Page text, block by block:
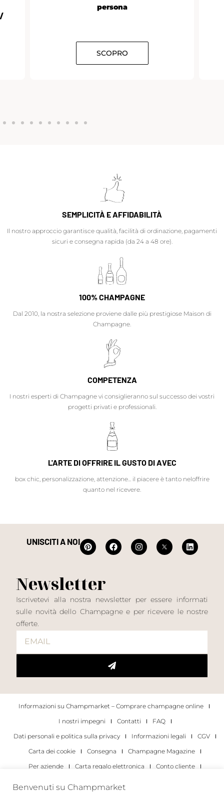
persona
SCOPRO
SEMPLICITÀ E AFFIDABILITÀ
Il nostro approccio garantisce qualità, facilità di ordinazione, pagamenti
sicuri e consegna rapida (da 24 a 48 ore).
100% CHAMPAGNE
Dal 2010, la nostra selezione proviene dalle più prestigiose Maison di
Champagne.
COMPETENZA
I nostri esperti di Champagne vi consiglieranno sul successo dei vostri
progetti privati e professionali.
L'ARTE DI OFFRIRE IL GUSTO DI AVEC
box chic, personalizzazione, attenzione... il piacere è tanto neloffrire
quanto nel ricevere.
UNISCITI A NOI
Newsletter
Iscrivetevi alla nostra newsletter per essere informati
sulle novità dello Champagne e per ricevere le nostre
offerte.
Informazioni su Champmarket – Comprare champagne online
I nostri impegni
Contatti
FAQ
Dati personali e politica sulla privacy
Informazioni legali
CGV
Carta dei cookie
Consegna
Champagne Magazine
Per aziende
Carta regalo elettronica
Conto cliente
Benvenuti su Champmarket